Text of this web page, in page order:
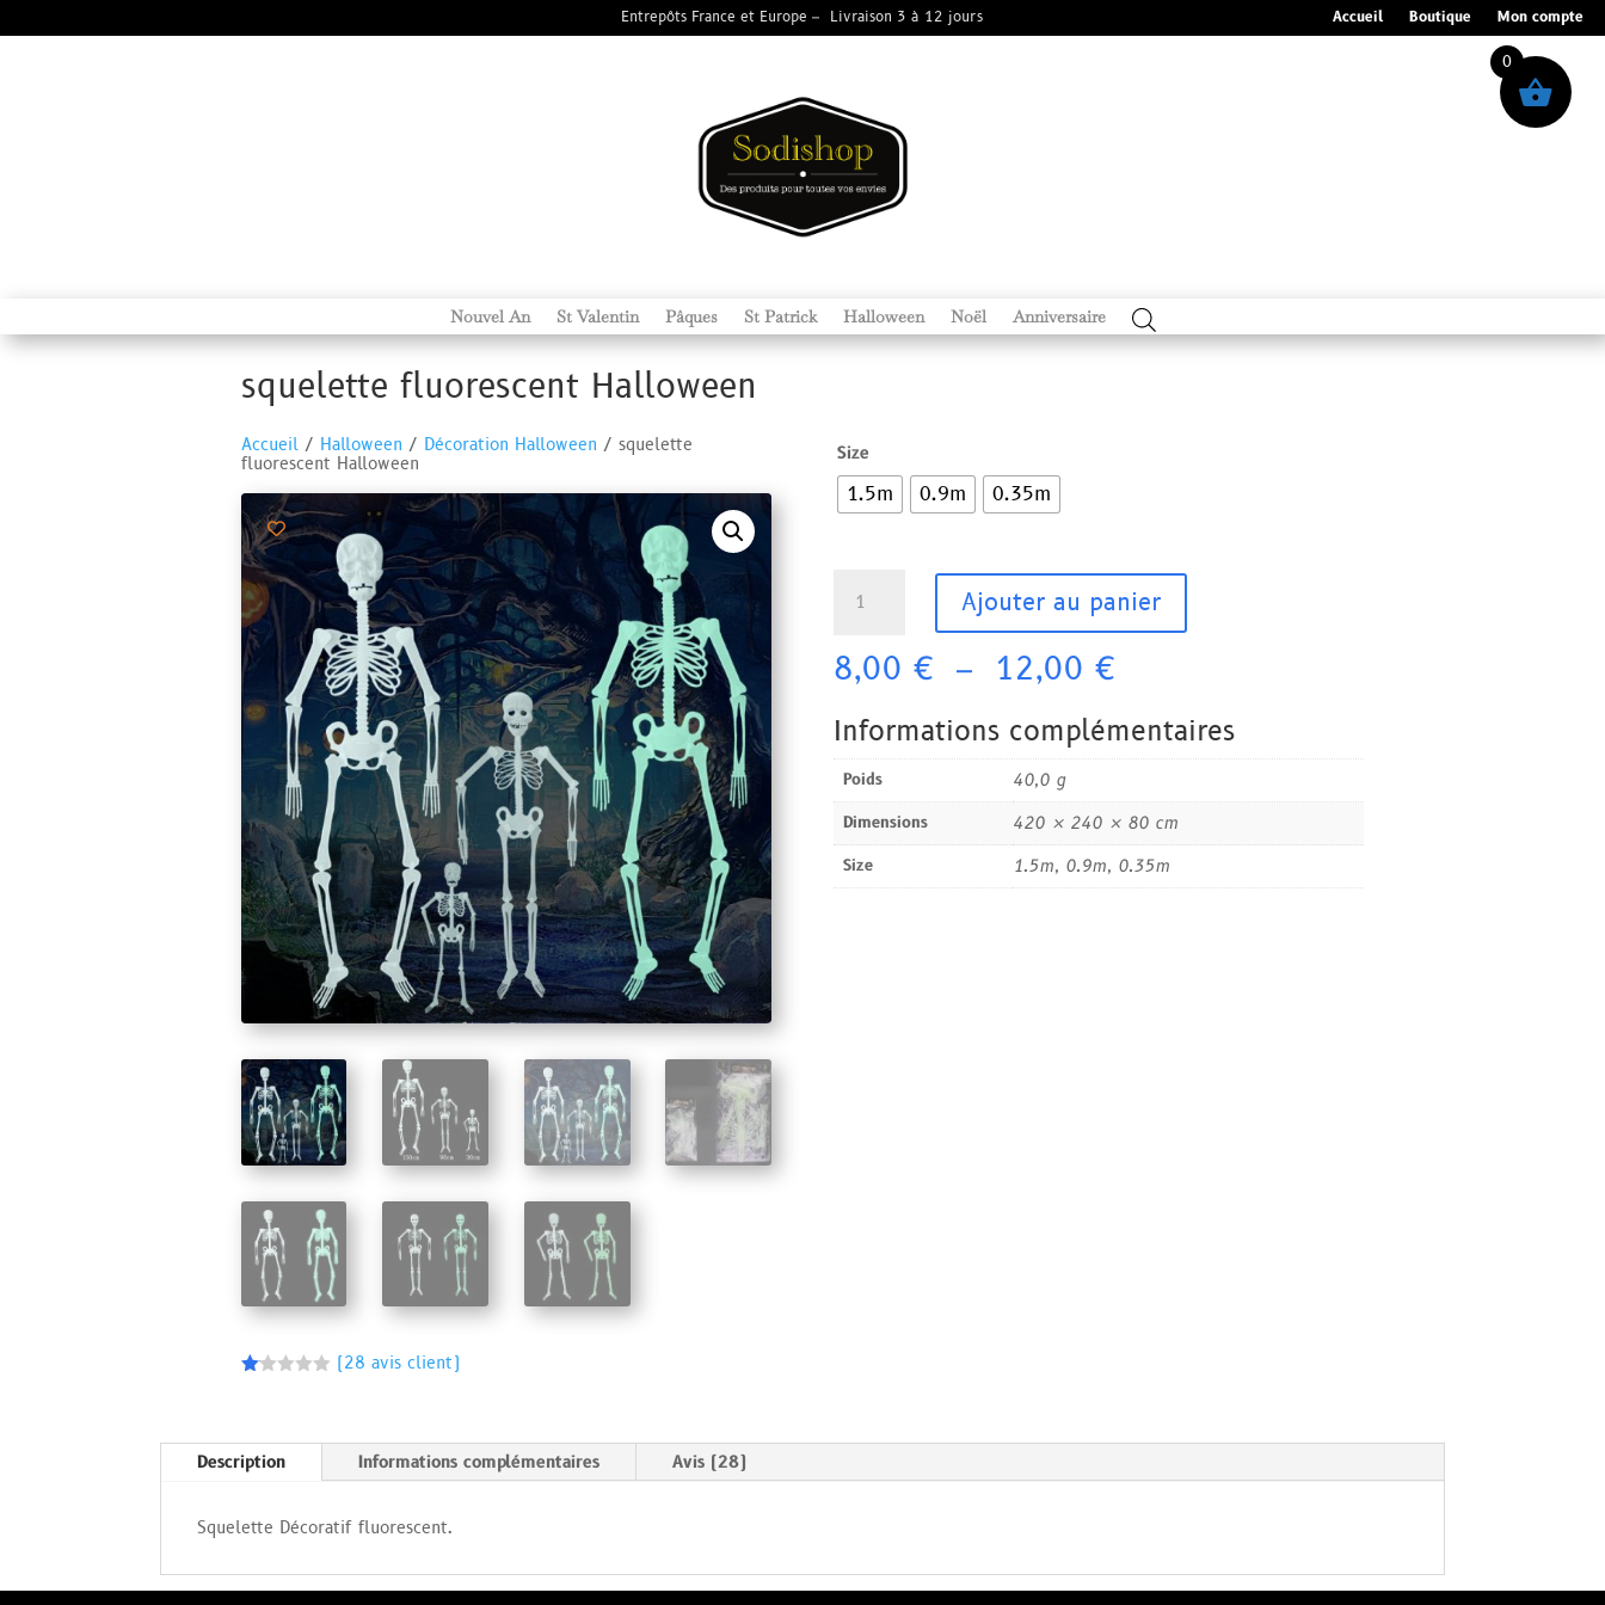
Entrepôts France et Europe – Livraison 3 à 12 jours Accueil Boutique Mon compte
Nouvel An St Valentin Pâques St Patrick Halloween Noël Anniversaire
squelette fluorescent Halloween
Accueil/ Halloween / Décoration Halloween / squelette
fluorescent Halloween
11
s
ba
s
s
ur
(28 avis client)
Size
1.5m 0.9m 0.35m
fluorescent
Halloween
Ajouter au panier
8,00 € – 12,00 €
prix :
8,00 €
12,00 €
Informations complémentaires
Poids 40,0 g
Dimensions 420 × 240 × 80 cm
Size 1.5m, 0.9m, 0.35m
Description Informations complémentaires Avis (28)
Squelette Décoratif fluorescent.
0